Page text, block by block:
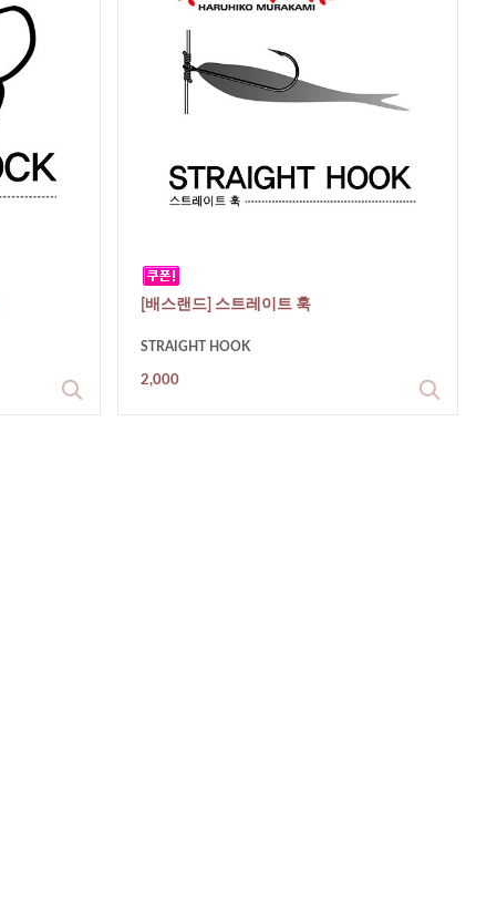
[배스랜드] 스트레이트 훅
STRAIGHT HOOK
2,000